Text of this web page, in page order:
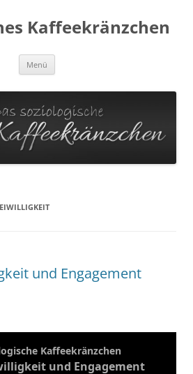
Kaffeekränzchen
Menü
und Engagement